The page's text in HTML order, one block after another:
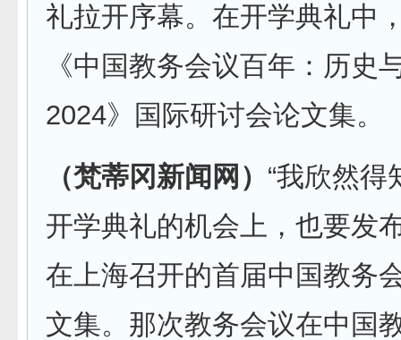
礼拉开序幕。在开学典礼中
《中国教务会议百年：历史
2024》国际研讨会论文集。
（梵蒂冈新闻网） “我欣然得
开学典礼的机会上，也要发
在上海召开的首届中国教务
文集。那次教务会议在中国